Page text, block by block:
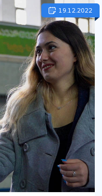
19.12.2022